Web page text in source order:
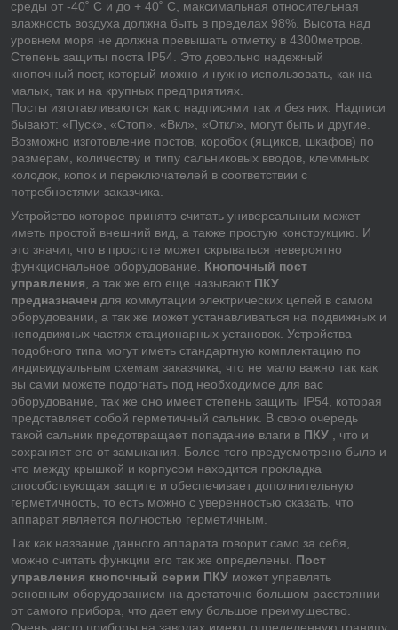
среды от -40˚ С и до + 40˚ С, максимальная относительная
влажность воздуха должна быть в пределах 98%. Высота над
уровнем моря не должна превышать отметку в 4300метров.
Степень защиты поста IP54. Это довольно надежный
кнопочный пост, который можно и нужно использовать, как на
малых, так и на крупных предприятиях.
Посты изготавливаются как с надписями так и без них. Надписи
бывают: «Пуск», «Стоп», «Вкл», «Откл», могут быть и другие.
Возможно изготовление постов, коробок (ящиков, шкафов) по
размерам, количеству и типу сальниковых вводов, клеммных
колодок, копок и переключателей в соответствии с
потребностями заказчика.
Устройство которое принято считать универсальным может
иметь простой внешний вид, а также простую конструкцию. И
это значит, что в простоте может скрываться невероятно
функциональное оборудование. Кнопочный пост
управления, а так же его еще называют ПКУ
предназначен для коммутации электрических цепей в самом
оборудовании, а так же может устанавливаться на подвижных и
неподвижных частях стационарных установок. Устройства
подобного типа могут иметь стандартную комплектацию по
индивидуальным схемам заказчика, что не мало важно так как
вы сами можете подогнать под необходимое для вас
оборудование, так же оно имеет степень защиты IP54, которая
представляет собой герметичный сальник. В свою очередь
такой сальник предотвращает попадание влаги в ПКУ , что и
сохраняет его от замыкания. Более того предусмотрено было и
что между крышкой и корпусом находится прокладка
способствующая защите и обеспечивает дополнительную
герметичность, то есть можно с уверенностью сказать, что
аппарат является полностью герметичным.
Так как название данного аппарата говорит само за себя,
можно считать функции его так же определены. Пост
управления кнопочный серии ПКУ может управлять
основным оборудованием на достаточно большом расстоянии
от самого прибора, что дает ему большое преимущество.